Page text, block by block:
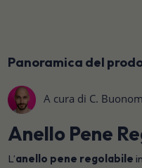
Panoramica del
A cura di C.
Anello Pene
L’anello pene regolabile